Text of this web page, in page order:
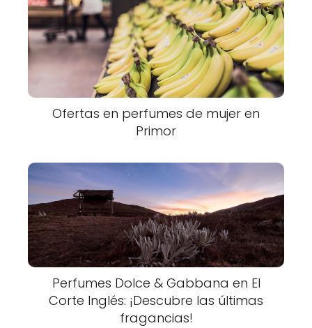
Ofertas en perfumes de mujer en
Primor
Perfumes Dolce & Gabbana en El
Corte Inglés: ¡Descubre las últimas
fragancias!